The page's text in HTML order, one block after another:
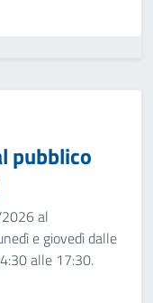
pubblico
al
e giovedì dalle
alle 17:30.